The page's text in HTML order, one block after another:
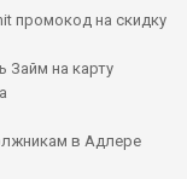
промокод на скидку
Займ на карту
в Адлере